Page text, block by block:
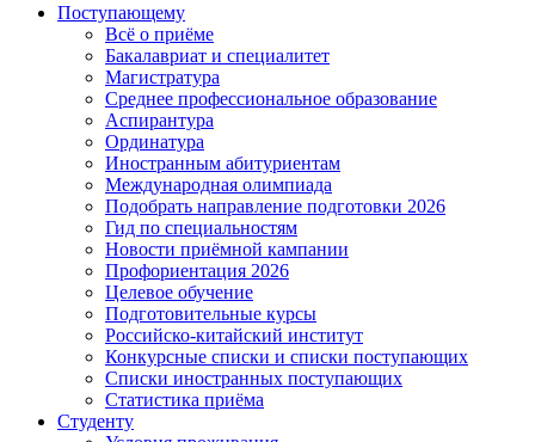
Поступающему
Всё о приёме
Бакалавриат и специалитет
Магистратура
Среднее профессиональное образование
Аспирантура
Ординатура
Иностранным абитуриентам
Международная олимпиада
Подобрать направление подготовки 2026
Гид по специальностям
Новости приёмной кампании
Профориентация 2026
Целевое обучение
Подготовительные курсы
Российско-китайский институт
Конкурсные списки и списки поступающих
Списки иностранных поступающих
Статистика приёма
Студенту